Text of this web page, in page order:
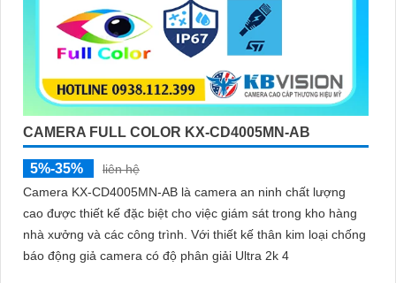
CAMERA FULL COLOR KX-CD4005MN-AB
5%-35%
liên hệ
Camera KX-CD4005MN-AB là camera an ninh chất lượng
cao được thiết kế đặc biệt cho việc giám sát trong kho hàng
nhà xưởng và các công trình. Với thiết kế thân kim loại chống
báo động giả camera có độ phân giải Ultra 2k 4